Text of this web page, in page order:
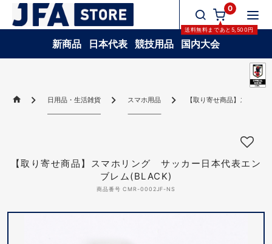
0
送料無料まであと 5,500円
新商品 日本代表 競技用品 国内大会
日用品・生活雑貨 スマホ用品 【取り寄せ商品】スマホ
【取り寄せ商品】スマホリング サッカー日本代表エン
ブレム(BLACK)
商品番号 CMR-0002JF-NS